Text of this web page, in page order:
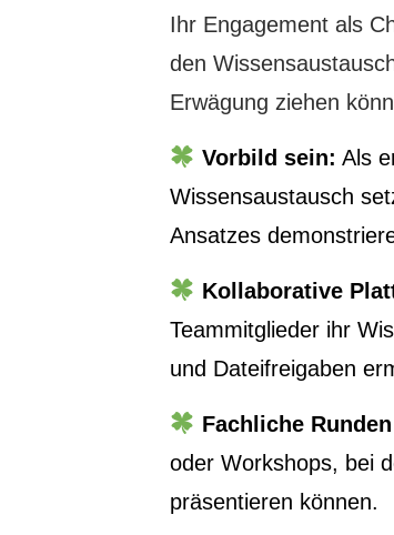
Ihr Engagement als
den
Erwägung ziehen
Vorbild sein: Als
Wissensaustausch
Ansatzes
Kollaborative
Teammitglieder ihr
und Dateifreigaben
Fachliche
oder Workshops, bei
präsentieren können.